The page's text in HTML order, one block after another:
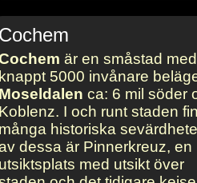
Cochem
är en småstad med
knappt 5000 invånare
Moseldalen ca: 6 mil söder
Koblenz. I och runt staden
många historiska
dessa är Pinnerkreuz, en
utsiktsplats med utsikt över